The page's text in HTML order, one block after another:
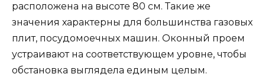
расположена на высоте 80 см. Такие же
значения характерны для большинства газовых
плит, посудомоечных машин. Оконный проем
устраивают на соответствующем уровне, чтобы
обстановка выглядела единым целым.